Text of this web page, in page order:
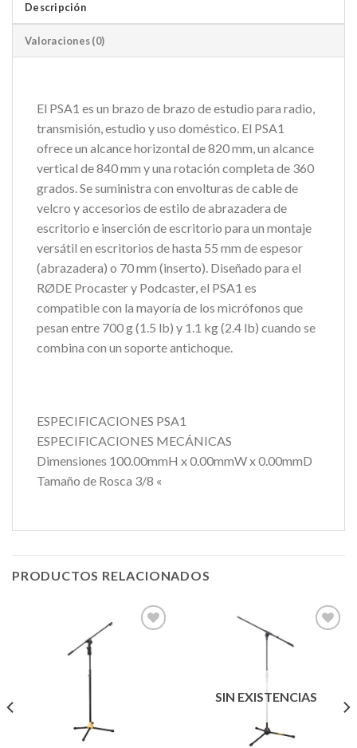
Descripción
Valoraciones (0)
El PSA1 es un brazo de brazo de estudio para radio,
transmisión, estudio y uso doméstico. El PSA1
ofrece un alcance horizontal de 820 mm, un alcance
vertical de 840 mm y una rotación completa de 360
grados. Se suministra con envolturas de cable de
velcro y accesorios de estilo de abrazadera de
escritorio e inserción de escritorio para un montaje
versátil en escritorios de hasta 55 mm de espesor
(abrazadera) o 70 mm (inserto). Diseñado para el
RØDE Procaster y Podcaster, el PSA1 es
compatible con la mayoría de los micrófonos que
pesan entre 700 g (1.5 lb) y 1.1 kg (2.4 lb) cuando se
combina con un soporte antichoque.
ESPECIFICACIONES PSA1
ESPECIFICACIONES MECÁNICAS
Dimensiones 100.00mmH x 0.00mmW x 0.00mmD
Tamaño de Rosca 3/8 «
PRODUCTOS RELACIONADOS
lista de
deseos
SIN EXISTENCIAS